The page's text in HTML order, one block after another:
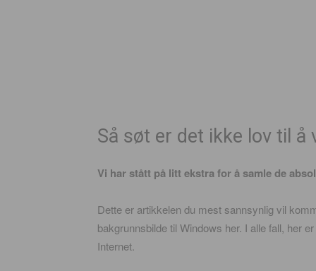
Så søt er det ikke lov til å
Vi har stått på litt ekstra for å samle de
Dette er artikkelen du mest sannsynlig vil
bakgrunnsbilde til Windows her. I alle fall, her
Internet.